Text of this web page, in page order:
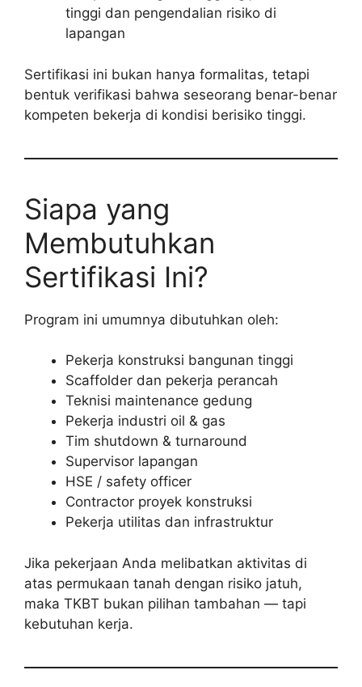
tinggi dan pengendalian risiko di
lapangan
Sertifikasi ini bukan hanya formalitas, tetapi
bentuk verifikasi bahwa seseorang benar-benar
kompeten bekerja di kondisi berisiko tinggi.
Siapa yang
Membutuhkan
Sertifikasi Ini?
Program ini umumnya dibutuhkan oleh:
Pekerja konstruksi bangunan tinggi
Scaffolder dan pekerja perancah
Teknisi maintenance gedung
Pekerja industri oil & gas
Tim shutdown & turnaround
Supervisor lapangan
HSE / safety officer
Contractor proyek konstruksi
Pekerja utilitas dan infrastruktur
Jika pekerjaan Anda melibatkan aktivitas di
atas permukaan tanah dengan risiko jatuh,
maka TKBT bukan pilihan tambahan — tapi
kebutuhan kerja.